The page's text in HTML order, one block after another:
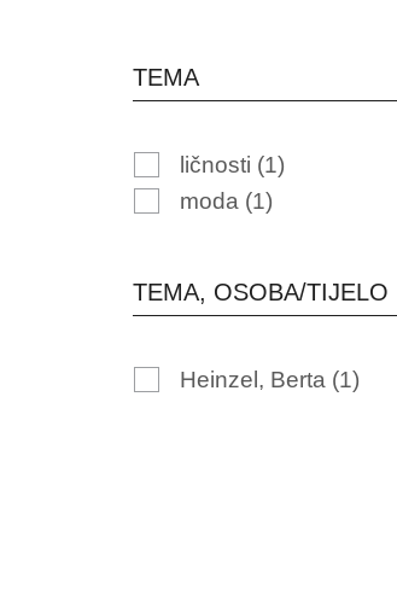
TEMA
ličnosti (1)
moda (1)
TEMA, OSOBA/TIJELO
Heinzel, Berta (1)